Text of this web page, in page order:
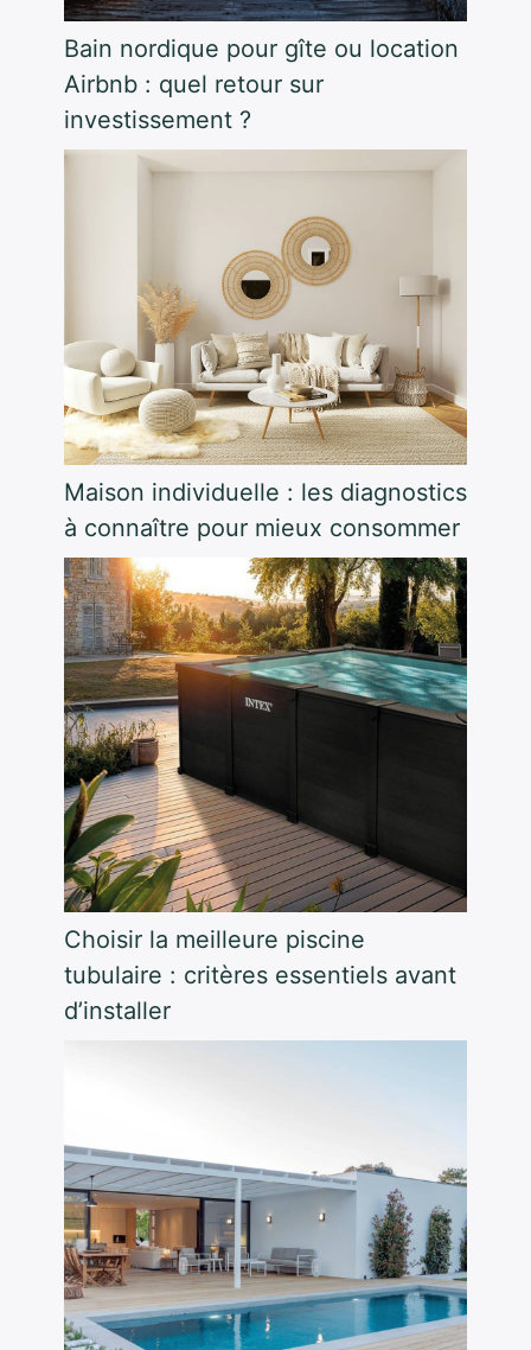
Bain nordique pour gîte ou location
Airbnb : quel retour sur
investissement ?
Maison individuelle : les diagnostics
à connaître pour mieux consommer
Choisir la meilleure piscine
tubulaire : critères essentiels avant
d’installer